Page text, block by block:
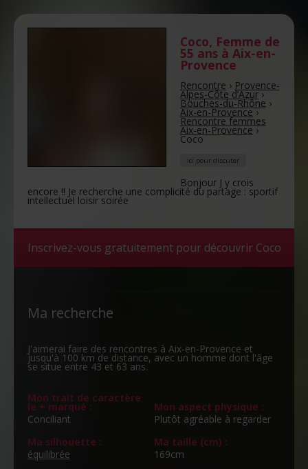
Coco, Femme de
55 ans à Aix-en-
Provence
Rencontre › Provence-
Alpes-Côte d’Azur›
Bouches-du-Rhône ›
Aix-en-Provence›
Rencontre femmes
Aix-en-Provence›
Coco
ici pour discuter
Bonjour J y crois
encore !! Je recherche une complicité du partage : sportif
intellectuel loisir soirée
Inscrivez-vous gratuitement pour découvrir Coco
Ma recherche
J'aimerai faire des rencontres à Aix-en-Provence et
jusqu'à 100 km de distance, avec un homme dont l'âge
se situe entre 43 et 63 ans.
Mon trait de caractère
le + marqué :
Conciliant
Mon aspect physique :
Plutôt agréable à regarder
Ma silhouette :
équilibrée
Ma taille (cm) :
169cm